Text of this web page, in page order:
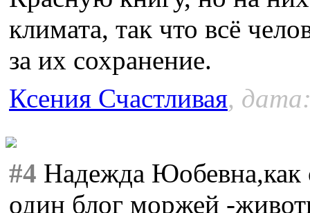
климата, так что всё
за их сохранение.
Ксения Счастливая,
#4 Надежда Юобевна,как
один блог моржей -